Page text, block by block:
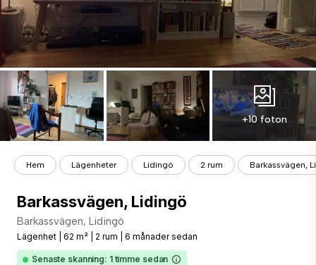
+10 foton
Hem Lägenheter Lidingö 2 rum Barkassvägen,
Barkassvägen, Lidingö
Barkassvägen, Lidingö
Lägenhet 62 m² 2 rum 6 månader sedan
Senaste skanning: 1 timme sedan